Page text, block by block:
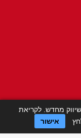
מחדש. לקריאת
אישור